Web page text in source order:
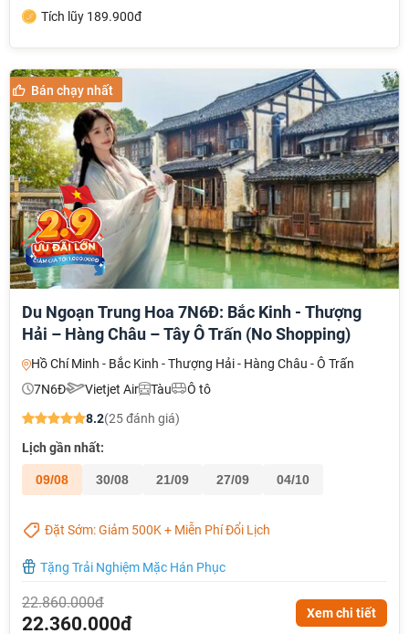
Tích lũy 189.900đ
Bán chạy nhất
Du Ngoạn Trung Hoa 7N6Đ: Bắc Kinh - Thượng
Hải – Hàng Châu – Tây Ô Trấn (No Shopping)
Hồ Chí Minh - Bắc Kinh - Thượng Hải - Hàng Châu - Ô Trấn
7N6Đ
Vietjet Air Tàu
Ô tô
8.2(25 đánh giá)
Lịch gần nhất:
09/08 30/08 21/09 27/09 04/10
Đặt Sớm: Giảm 500K + Miễn Phí Đổi Lịch
Tặng Trải Nghiệm Mặc Hán Phục
22.860.000đ
22.360.000đ Xem chi tiết
TƯ VẤN NGAY
TƯ VẤN NGAY
TƯ VẤN NGAY